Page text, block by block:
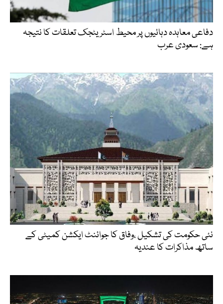
دفاعی معاہدہ دہائیوں پر محیط اسٹریٹجک تعلقات کا نتیجہ
ہے: سعودی عرب
نئی حکومت کی تشکیل ،وفاق کا جوائنٹ ایکشن کمیٹی کے
ساتھ مذاکرات کا عندیہ